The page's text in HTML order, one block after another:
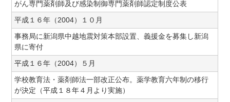
がん専門薬剤師及び感染制御専門薬剤師認定制度公表
平成１６年（2004）１０月
事務局に新潟県中越地震対策本部設置、義援金を募集し新潟
県に寄付
平成１６年（2004）５月
学校教育法・薬剤師法一部改正公布。薬学教育六年制の移行
が決定（平成１８年４月より実施）